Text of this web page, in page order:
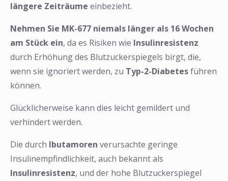
längere Zeiträume einbezieht.
Nehmen Sie MK-677 niemals länger als 16 Wochen
am Stück ein, da es Risiken wie Insulinresistenz
durch Erhöhung des Blutzuckerspiegels birgt, die,
wenn sie ignoriert werden, zu Typ-2-Diabetesführen
können.
Glücklicherweise kann dies leicht gemildert und
verhindert werden.
Die durch Ibutamoren verursachte geringe
Insulinempfindlichkeit, auch bekannt als
Insulinresistenz, und der hohe Blutzuckerspiegel